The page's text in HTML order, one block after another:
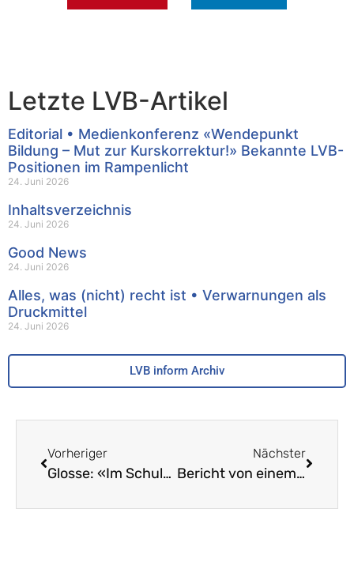
Letzte LVB-Artikel
Editorial • Medienkonferenz «Wendepunkt
Bildung – Mut zur Kurskorrektur!» Bekannte LVB-
Positionen im Rampenlicht
24. Juni 2026
Inhaltsverzeichnis
24. Juni 2026
Good News
24. Juni 2026
Alles, was (nicht) recht ist • Verwarnungen als
Druckmittel
24. Juni 2026
LVB inform Archiv
Vorheriger
Glosse: «Im Schulbus durch Absurdistan»
Nächster
Bericht von einem Pensioniertenanlass